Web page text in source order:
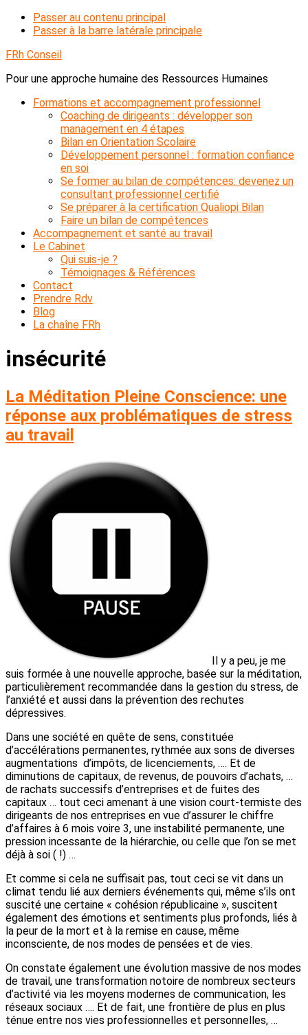
Passer au contenu principal
Passer à la barre latérale principale
FRh Conseil
Pour une approche humaine des Ressources Humaines
Formations et accompagnement professionnel
Coaching de dirigeants : développer son
management en 4 étapes
Bilan en Orientation Scolaire
Développement personnel : formation confiance
en soi
Se former au bilan de compétences: devenez un
consultant professionnel certifié
Se préparer à la certification Qualiopi Bilan
Faire un bilan de compétences
Accompagnement et santé au travail
Le Cabinet
Qui suis-je ?
Témoignages & Références
Contact
Prendre Rdv
Blog
La chaîne FRh
insécurité
La Méditation Pleine Conscience: une
réponse aux problématiques de stress
au travail
Il y a peu, je me
suis formée à une nouvelle approche, basée sur la méditation,
particulièrement recommandée dans la gestion du stress, de
l’anxiété et aussi dans la prévention des rechutes
dépressives.
Dans une société en quête de sens, constituée
d’accélérations permanentes, rythmée aux sons de diverses
augmentations d’impôts, de licenciements, …. Et de
diminutions de capitaux, de revenus, de pouvoirs d’achats, …
de rachats successifs d’entreprises et de fuites des
capitaux … tout ceci amenant à une vision court-termiste des
dirigeants de nos entreprises en vue d’assurer le chiffre
d’affaires à 6 mois voire 3, une instabilité permanente, une
pression incessante de la hiérarchie, ou celle que l’on se met
déjà à soi ( !) …
Et comme si cela ne suffisait pas, tout ceci se vit dans un
climat tendu lié aux derniers événements qui, même s’ils ont
suscité une certaine « cohésion républicaine », suscitent
également des émotions et sentiments plus profonds, liés à
la peur de la mort et à la remise en cause, même
inconsciente, de nos modes de pensées et de vies.
On constate également une évolution massive de nos modes
de travail, une transformation notoire de nombreux secteurs
d’activité via les moyens modernes de communication, les
réseaux sociaux …. Et de fait, une frontière de plus en plus
ténue entre nos vies professionnelles et personnelles, …